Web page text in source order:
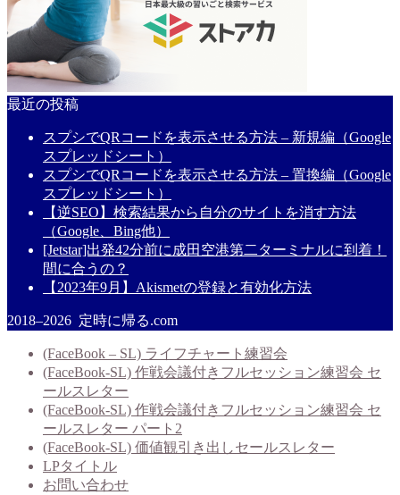
最近の投稿
スプシでQRコードを表示させる方法 – 新規編（Google
スプレッドシート）
スプシでQRコードを表示させる方法 – 置換編（Google
スプレッドシート）
【逆SEO】検索結果から自分のサイトを消す方法
（Google、Bing他）
[Jetstar]出発42分前に成田空港第二ターミナルに到着！
間に合うの？
【2023年9月】Akismetの登録と有効化方法
2018–2026 定時に帰る.com
(FaceBook – SL) ライフチャート練習会
(FaceBook-SL) 作戦会議付きフルセッション練習会 セ
ールスレター
(FaceBook-SL) 作戦会議付きフルセッション練習会 セ
ールスレター パート2
(FaceBook-SL) 価値観引き出しセールスレター
LPタイトル
お問い合わせ